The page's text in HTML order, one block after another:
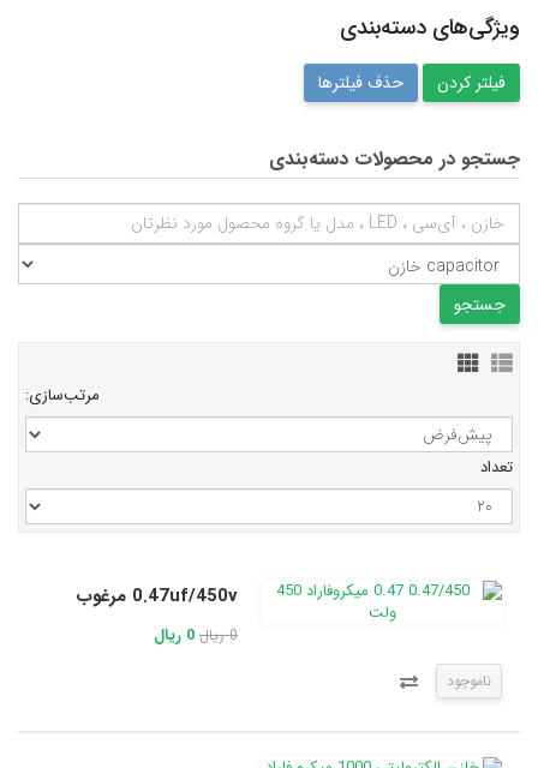
ویژگی‌های دسته‌بندی
حذف فیلترها
جستجو در محصولات دسته‌بندی
مرتب‌سازی:
تعداد
0.47uf/450v مرغوب
0 ریال 0 ریال
ناموجود